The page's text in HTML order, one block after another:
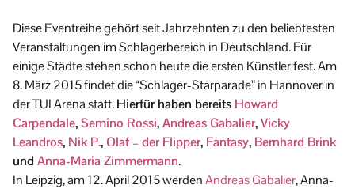
Diese Eventreihe gehört seit Jahrzehnten zu den beliebtesten
Veranstaltungen im Schlagerbereich in Deutschland. Für
einige Städte stehen schon heute die ersten Künstler fest. Am
8. März 2015 findet die “Schlager-Starparade” in Hannover in
der TUI Arena statt.Hierfür haben bereits Howard
Carpendale,Semino Rossi,Andreas Gabalier,Vicky
Leandros, Nik P., Olaf – der Flipper, Fantasy, Bernhard Brink
und Anna-Maria Zimmermann.
In Leipzig, am 12. April 2015 werdenAndreas Gabalier, Anna-